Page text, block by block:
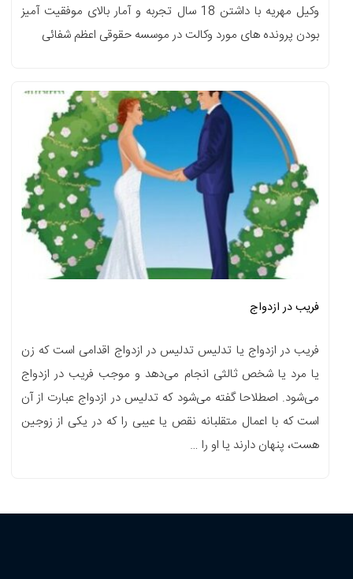
وکیل مهریه با داشتن 18 سال تجربه و آمار بالای موفقیت آمیز
بودن پرونده های مورد وکالت در موسسه حقوقی اعظم شفائی
فریب در ازدواج
فریب در ازدواج یا تدلیس تدلیس در ازدواج اقدامی است که زن
یا مرد یا شخص ثالثی انجام می‌دهد و موجب فریب در ازدواج
می‌شود. اصطلاحا گفته می‌شود که تدلیس در ازدواج عبارت از آن
است که با اعمال متقلبانه نقص یا عیبی را که در یکی از زوجین
هست، پنهان دارند یا او را …